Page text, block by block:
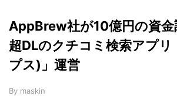
AppBrew社が10億円の資
超DLのクチコミ検索アプリ
プス)」運営
By maskin
TOPICS
RE:LIFE
[Startup]
5G Asana テレワーク
ニューノーマル